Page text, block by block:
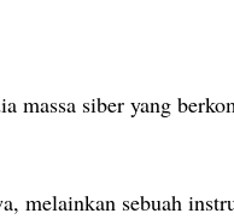
siber yang
melainkan sebuah